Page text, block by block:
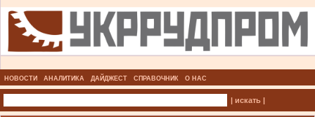
НОВОСТИ АНАЛИТИКА ДАЙДЖЕСТ СПРАВОЧНИК О НАС
| искать |